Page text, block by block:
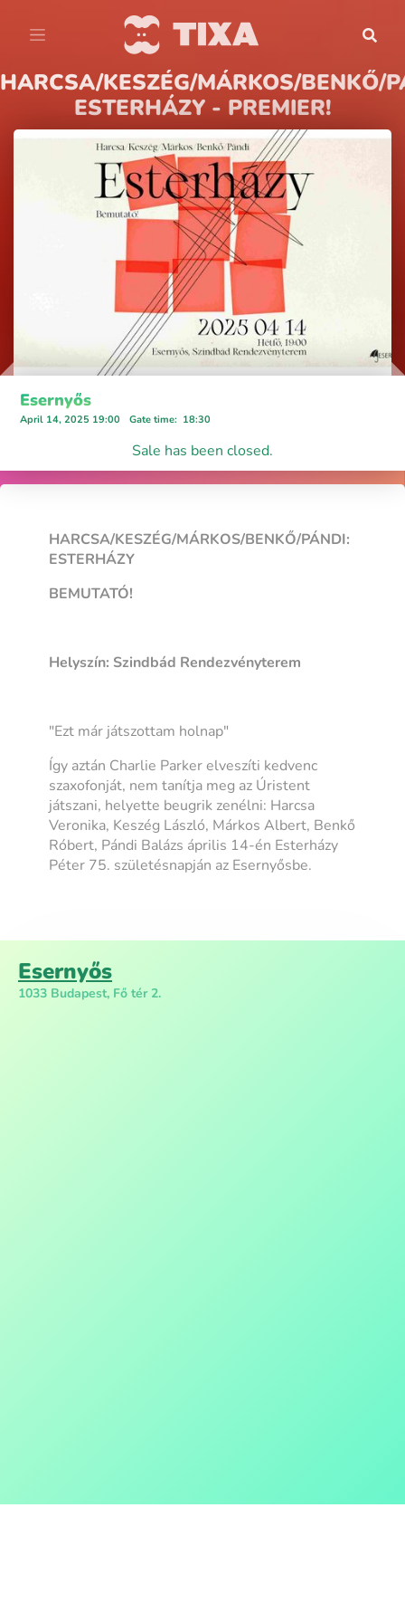
HARCSA/KESZÉG/MÁRKOS/BENKŐ/
ESTERHÁZY - PREMIER!
Esernyős
April 14, 2025 19:00 Gate time: 18:30
Sale has been closed.
HARCSA/KESZÉG/MÁRKOS/BENKŐ/PÁNDI:
ESTERHÁZY
BEMUTATÓ!
Helyszín: Szindbád Rendezvényterem
"Ezt már játszottam holnap"
Így aztán Charlie Parker elveszíti kedvenc
szaxofonját, nem tanítja meg az Úristent
játszani, helyette beugrik zenélni: Harcsa
Veronika, Keszég László, Márkos Albert, Benkő
Róbert, Pándi Balázs április 14-én Esterházy
Péter 75. születésnapján az Esernyősbe.
Esernyős
1033 Budapest, Fő tér 2.